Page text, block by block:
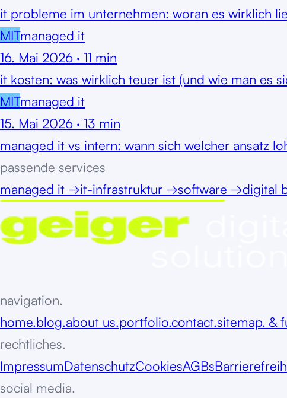
it probleme im unternehmen: woran es wirklich
MITmanaged it
16. Mai 2026 · 11 min
it kosten: was wirklich teuer ist (und wie man es
MITmanaged it
15. Mai 2026 · 13 min
managed it vs intern: wann sich welcher ansatz
passende services
managed it →it-infrastruktur →software →digital
navigation.
home.blog.about us.portfolio.contact.sitemap. &
rechtliches.
ImpressumDatenschutzCookiesAGBs
social media.